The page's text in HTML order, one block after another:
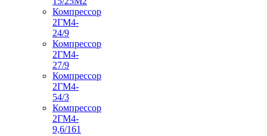
Компрессор
2ГМ4-
24/9
Компрессор
2ГМ4-
27/9
Компрессор
2ГМ4-
54/3
Компрессор
2ГМ4-
9,6/161